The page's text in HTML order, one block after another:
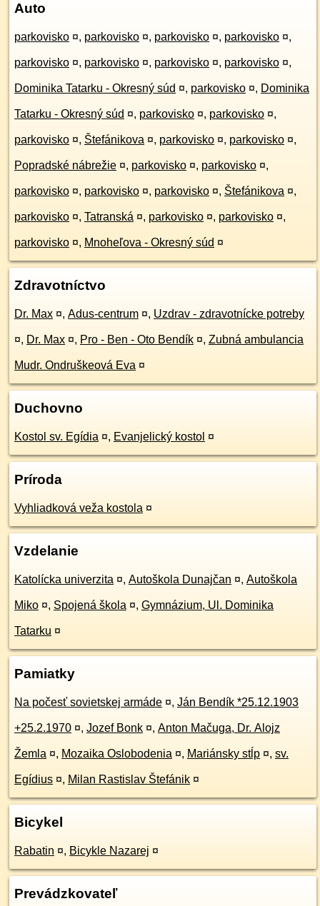
Auto
parkovisko ¤, parkovisko ¤, parkovisko ¤, parkovisko ¤,
parkovisko ¤, parkovisko ¤, parkovisko ¤, parkovisko ¤,
Dominika Tatarku - Okresný súd ¤, parkovisko ¤, Dominika
Tatarku - Okresný súd ¤, parkovisko ¤, parkovisko ¤,
parkovisko ¤, Štefánikova ¤, parkovisko ¤, parkovisko ¤,
Popradské nábrežie ¤, parkovisko ¤, parkovisko ¤,
parkovisko ¤, parkovisko ¤, parkovisko ¤, Štefánikova ¤,
parkovisko ¤, Tatranská ¤, parkovisko ¤, parkovisko ¤,
parkovisko ¤, Mnoheľova - Okresný súd ¤
Zdravotníctvo
Dr. Max ¤, Adus-centrum ¤, Uzdrav - zdravotnícke potreby
¤, Dr. Max ¤, Pro - Ben - Oto Bendík ¤, Zubná ambulancia
Mudr. Ondruškeová Eva ¤
Duchovno
Kostol sv. Egídia ¤, Evanjelický kostol ¤
Príroda
Vyhliadková veža kostola ¤
Vzdelanie
Katolícka univerzita ¤, Autoškola Dunajčan ¤, Autoškola
Miko ¤, Spojená škola ¤, Gymnázium, Ul. Dominika
Tatarku ¤
Pamiatky
Na počesť sovietskej armáde ¤, Ján Bendík *25.12.1903
+25.2.1970 ¤, Jozef Bonk ¤, Anton Mačuga, Dr. Alojz
Žemla ¤, Mozaika Oslobodenia ¤, Mariánsky stĺp ¤, sv.
Egídius ¤, Milan Rastislav Štefánik ¤
Bicykel
Rabatin ¤, Bicykle Nazarej ¤
Prevádzkovateľ